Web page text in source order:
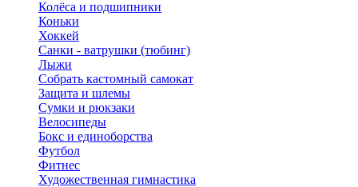
Колёса и подшипники
Коньки
Хоккей
Санки - ватрушки (тюбинг)
Лыжи
Собрать кастомный самокат
Защита и шлемы
Сумки и рюкзаки
Велосипеды
Бокс и единоборства
Футбол
Фитнес
Художественная гимнастика